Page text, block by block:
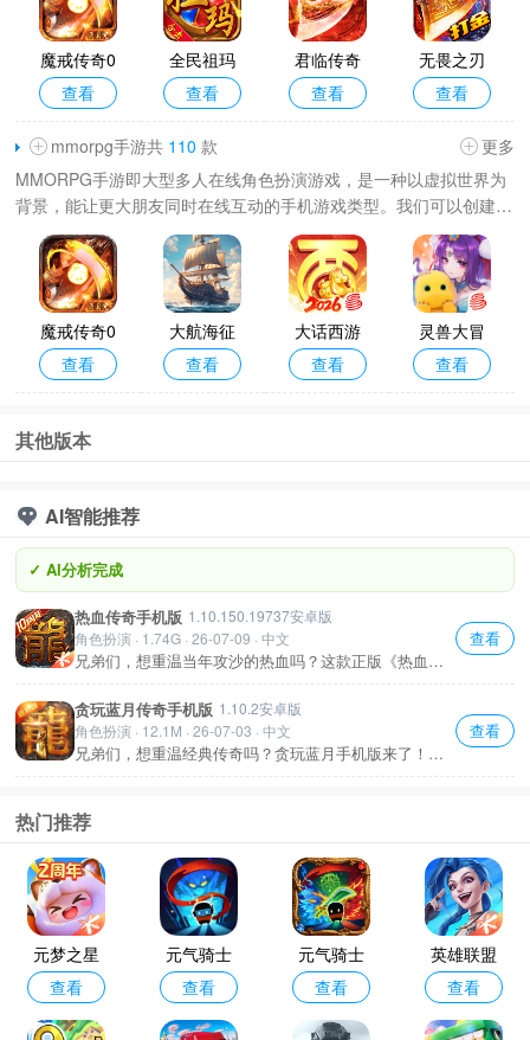
魔戒传奇0
L手游
查看
全民祖玛
官方正版
查看
君临传奇
最新版本
查看
无畏之刃
最新版本
查看
mmorpg手游共 110 款
更多
MMORPG手游即大型多人在线角色扮演游戏，是一种以虚拟世界为
背景，能让更大朋友同时在线互动的手机游戏类型。我们可以创建和
培养自己的角色，选择不同职业，探索丰富多彩的游戏世界。游戏通
常包含主线剧情、副本挑战
魔戒传奇0
L手游
查看
大航海征
途最新版
查看
大话西游
最新版本
查看
灵兽大冒
险最新版
查看
其他版本
AI智能推荐
✓ AI分析完成
热血传奇手机版 1.10.150.19737安卓版
角色扮演 · 1.74G · 26-07-09 · 中文
兄弟们，想重温当年攻沙的热血吗？这款正版《热血传
易、红名爆装全都在！操作顺手，打金也能赚点零花
钱。想找回青春记忆的，赶紧下载试试！
查看
贪玩蓝月传奇手机版 1.10.2安卓版
角色扮演 · 12.1M · 26-07-03 · 中文
兄弟们，想重温经典传奇吗？贪玩蓝月手机版来了！战
加充值返利，战力提升快。想爽就下，不亏！
查看
热门推荐
元梦之星
最新版本2
026
查看
元气骑士
破解版池
鸳直装最
查看
元气骑士
手游
查看
英雄联盟
手游最新
版本
查看